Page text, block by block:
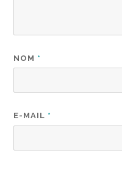
NOM *
E-MAIL *